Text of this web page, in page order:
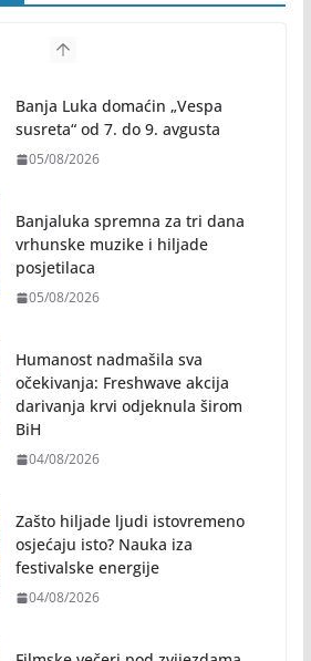
Banja Luka domaćin „Vespa
susreta“ od 7. do 9. avgusta
05/08/2026
Banjaluka spremna za tri dana
vrhunske muzike i hiljade
posjetilaca
05/08/2026
Humanost nadmašila sva
očekivanja: Freshwave akcija
darivanja krvi odjeknula širom
BiH
04/08/2026
Zašto hiljade ljudi istovremeno
osjećaju isto? Nauka iza
festivalske energije
04/08/2026
Filmske večeri pod zvijezdama